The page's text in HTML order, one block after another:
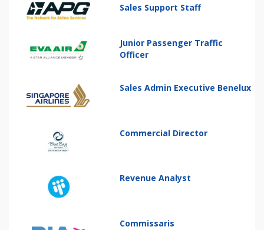
Sales Support Staff
Junior Passenger Traffic
Officer
Sales Admin Executive Benelux
Commercial Director
Revenue Analyst
Commissaris